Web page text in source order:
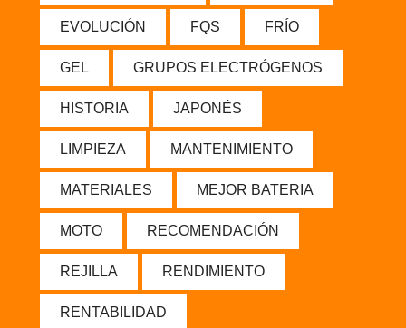
EVOLUCIÓN FQS FRÍO
GEL GRUPOS ELECTRÓGENOS
HISTORIA JAPONÉS
LIMPIEZA MANTENIMIENTO
MATERIALES MEJOR BATERIA
MOTO RECOMENDACIÓN
REJILLA RENDIMIENTO
RENTABILIDAD